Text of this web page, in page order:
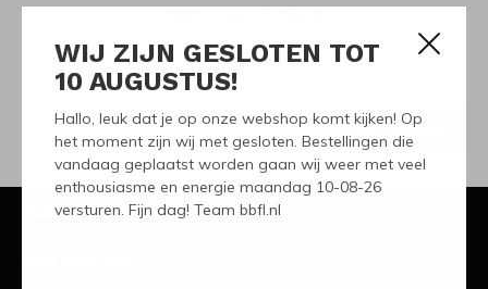
WIJ ZIJN GESLOTEN TOT
10 AUGUSTUS!
Hallo, leuk dat je op onze webshop komt kijken! Op
het moment zijn wij met gesloten. Bestellingen die
vandaag geplaatst worden gaan wij weer met veel
enthousiasme en energie maandag 10-08-26
versturen. Fijn dag! Team bbfl.nl
nieuwsbrief
Ontvang de nieuwste aanbiedingen en promoties
ABONNEER
Klantenservice